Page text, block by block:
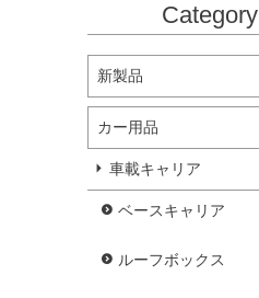
Category
新製品
カー用品
車載キャリア
ベースキャリア
ルーフボックス